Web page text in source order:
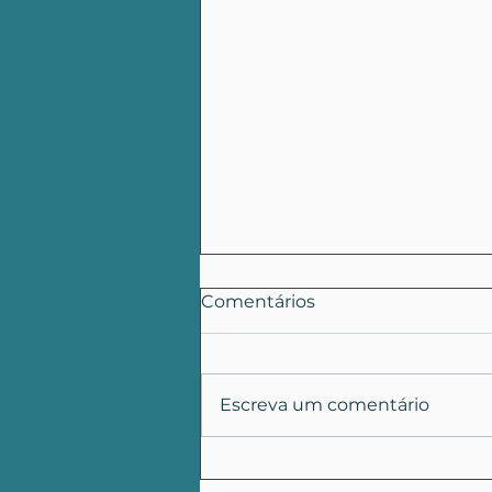
Comentários
Escreva um comentário